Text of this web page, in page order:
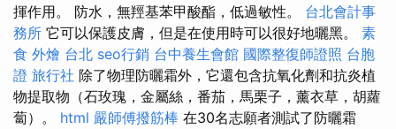
揮作用。 防水，無羥基苯甲酸酯，低過敏性。 台北會計事
務所 它可以保護皮膚，但是在使用時可以很好地曬黑。 素
食 外燴 台北 seo行銷 台中養生會館 國際整復師證照 台胞
證 旅行社 除了物理防曬霜外，它還包含抗氧化劑和抗炎植
物提取物（石玫瑰，金屬絲，番茄，馬栗子，薰衣草，胡蘿
蔔）。 html 嚴師傅撥筋棒 在30名志願者測試了防曬霜